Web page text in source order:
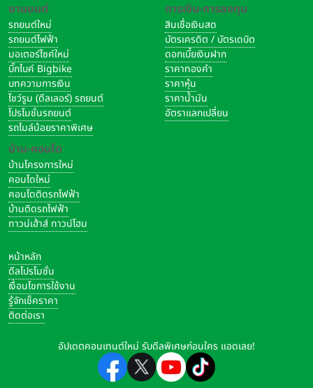
ยานยนต์
รถยนต์ใหม่
รถยนต์ไฟฟ้า
มอเตอร์ไซค์ใหม่
บิ๊กไบค์ Bigbike
บทความการเงิน
โชว์รูม (ดีลเลอร์) รถยนต์
โปรโมชั่นรถยนต์
รถไมล์น้อยราคาพิเศษ
บ้าน-คอนโด
บ้านโครงการใหม่
คอนโดใหม่
คอนโดติดรถไฟฟ้า
บ้านติดรถไฟฟ้า
ทาวน์เฮ้าส์ ทาวน์โฮม
การเงิน-การลงทุน
สินเชื่อเงินสด
บัตรเครดิต / บัตรเดบิต
ดอกเบี้ยเงินฝาก
ราคาทองคำ
ราคาหุ้น
ราคาน้ำมัน
อัตราแลกเปลี่ยน
หน้าหลัก
ดีลโปรโมชั่น
เงื่อนไขการใช้งาน
รู้จักเช็คราคา
ติดต่อเรา
อัปเดตคอนเทนต์ใหม่ รับดีลพิเศษก่อนใคร แอดเลย!